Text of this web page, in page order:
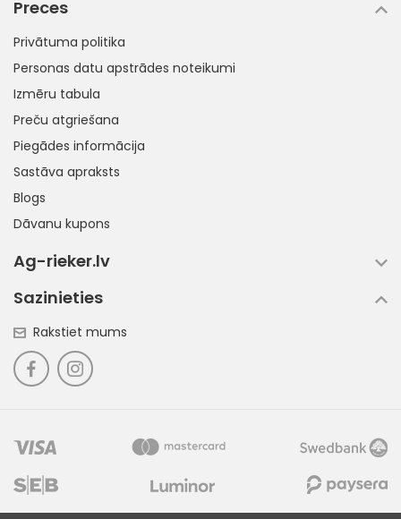
Preces
Privātuma politika
Personas datu apstrādes noteikumi
Izmēru tabula
Preču atgriešana
Piegādes informācija
Sastāva apraksts
Blogs
Dāvanu kupons
Ag-rieker.lv
Sazinieties
Rakstiet mums